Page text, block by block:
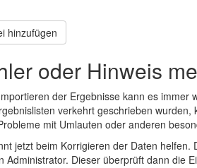
hinzufügen
oder Hinweis
der Ergebnisse kann es
verkehrt geschrieben
mit Umlauten oder anderen
jetzt beim Korrigieren der Daten
Administrator. Dieser überprüft dann die